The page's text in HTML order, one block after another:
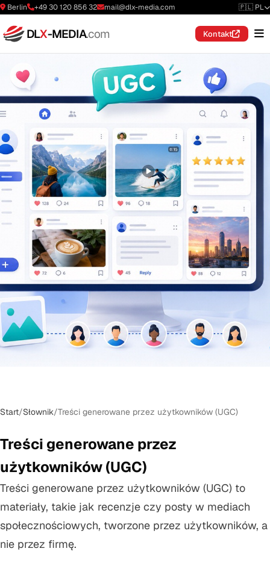
Berlin +49 30 120 856 32 mail@dlx-media.com 🇵🇱 PL
DLX-MEDIA.com Kontakt
Start/Słownik/Treści generowane przez użytkowników (UGC)
Treści generowane przez
użytkowników (UGC)
Treści generowane przez użytkowników (UGC) to
materiały, takie jak recenzje czy posty w mediach
społecznościowych, tworzone przez użytkowników, a
nie przez firmę.